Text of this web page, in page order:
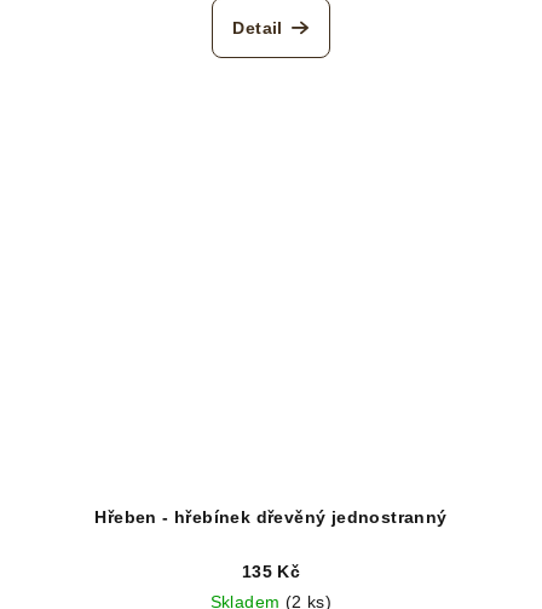
Detail
Hřeben - hřebínek dřevěný jednostranný
135 Kč
Skladem (2 ks)